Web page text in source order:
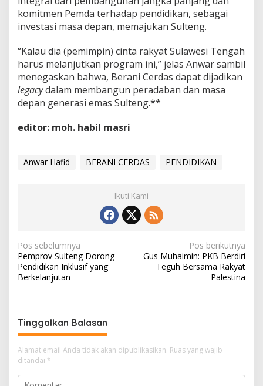
komitmen Pemda terhadap pendidikan, sebagai
investasi masa depan, memajukan Sulteng.
“Kalau dia (pemimpin) cinta rakyat Sulawesi Tengah
harus melanjutkan program ini,” jelas Anwar sambil
menegaskan bahwa, Berani Cerdas dapat dijadikan
legacydalam membangun peradaban dan masa
depan generasi emas Sulteng.**
editor: moh. habil masri
Anwar Hafid BERANI CERDAS PENDIDIKAN
Ikuti Kami
Navigasi
pos
Pos sebelumnya
Pemprov Sulteng Dorong
Pendidikan Inklusif yang
Berkelanjutan
Pos berikutnya
Gus Muhaimin: PKB Berdiri
Teguh Bersama Rakyat
Palestina
Tinggalkan Balasan
Alamat email Anda tidak akan dipublikasikan. Ruas yang wajib
ditandai *